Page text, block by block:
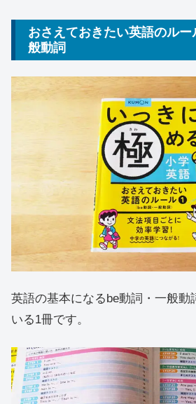
おさえておきたい英語のル
般動詞
英語の基本になるbe動詞・一般動
いる1冊です。